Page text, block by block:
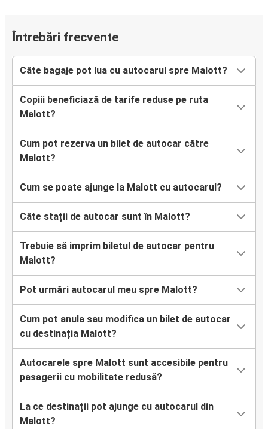
Întrebări frecvente
Câte bagaje pot lua cu autocarul spre Malott?
Copiii beneficiază de tarife reduse pe ruta
Malott?
Cum pot rezerva un bilet de autocar către
Malott?
Cum se poate ajunge la Malott cu autocarul?
Câte stații de autocar sunt în Malott?
Trebuie să imprim biletul de autocar pentru
Malott?
Pot urmări autocarul meu spre Malott?
Cum pot anula sau modifica un bilet de autocar
cu destinația Malott?
Autocarele spre Malott sunt accesibile pentru
pasagerii cu mobilitate redusă?
La ce destinații pot ajunge cu autocarul din
Malott?